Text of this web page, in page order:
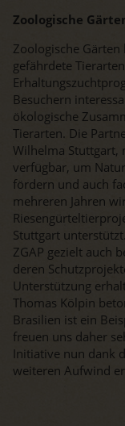
Zoologische
Zoologische
gefährdete
Besuchern
ökologische
Tierarten. Die
Wilhelma Stuttgart,
verfügbar, um
fördern und auch
mehreren Jahren
Stuttgart
ZGAP gezielt auch
deren
Unterstützung
Thomas Kölpin
Brasilien ist ein
freuen uns daher
Initiative nun dank
weiteren Aufwind